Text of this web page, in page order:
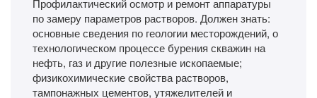
по замеру параметров растворов. Должен знать:
основные сведения по геологии месторождений, о
технологическом процессе бурения скважин на
нефть, газ и другие полезные ископаемые;
физикохимические свойства растворов,
тампонажных цементов, утяжелителей и